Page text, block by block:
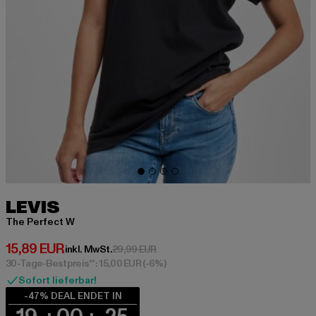
LEVIS
The Perfect W
15,89 EUR
Derzeitiger Preis: 15,89 EUR
inkl. MwSt.29,99 EURAktionspreis: 29,99 EUR
30-Tage-Bestpreis**: 15,00 EUR(-6%)
Sofort lieferbar!
-47% DEAL ENDET IN